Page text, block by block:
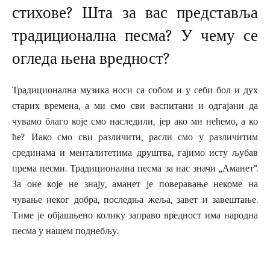
стихове? Шта за вас представља
традиционална песма? У чему се
огледа њена вредност?
Традиционална музика носи са собом и у себи бол и дух
старих времена, а ми смо сви васпитани и одгајани да
чувамо благо које смо наследили, јер ако ми нећемо, а ко
ће? Иако смо сви различити, расли смо у различитим
срединама и менталитетима друштва, гајимо исту љубав
према песми. Традиционална песма за нас значи „Аманет“.
За оне које не знају, аманет је поверавање некоме на
чување неког добра, последња жеља, завет и завештање.
Тиме је објашњено колику заправо вредност има народна
песма у нашем поднебљу.